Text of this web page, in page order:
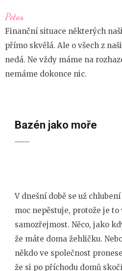
na
obsah
(stiskněte
Enter)
Petos
Finanční situace některých
přímo skvělá. Ale o všech z
nedá. Ne vždy máme na
nemáme dokonce nic.
Bazén jako moře
V dnešní době se už
moc nepěstuje, protože je
samozřejmost. Něco, jako
že máte doma žehličku.
někdo ve společnost
že si po příchodu domů